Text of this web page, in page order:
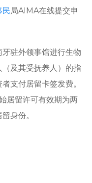
民局AIMA在线提交申
驻外领事馆进行生物
及其受抚养人）的指
支付居留卡签发费。
居留许可有效期为两
身份。